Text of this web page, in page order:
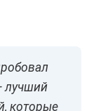
лучший
которые